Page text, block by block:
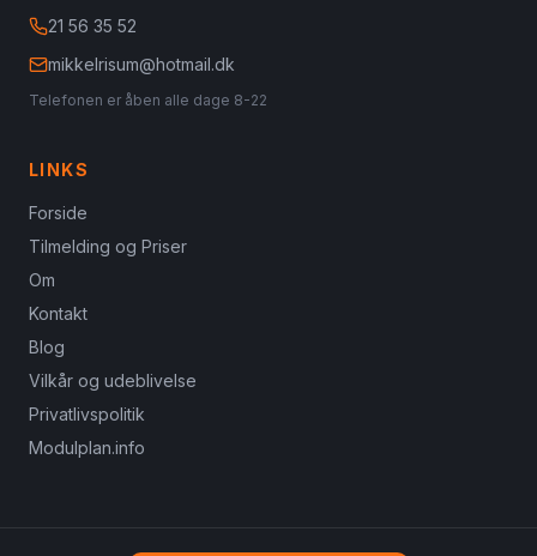
21 56 35 52
mikkelrisum@hotmail.dk
Telefonen er åben alle dage 8-22
LINKS
Forside
Tilmelding og Priser
Om
Kontakt
Blog
Vilkår og udeblivelse
Privatlivspolitik
Modulplan.info